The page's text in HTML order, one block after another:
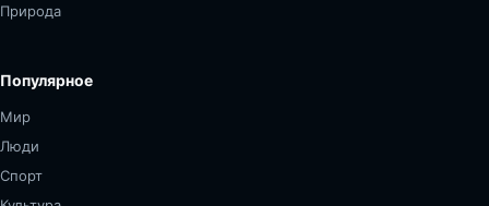
Природа
Популярное
Мир
Люди
Спорт